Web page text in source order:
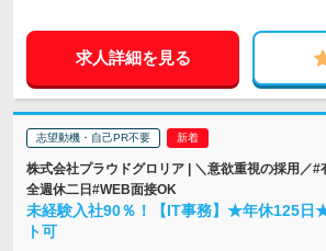
求人詳細を見る
志望動機・自己PR不要
株式会社プラウドグロリア | ＼意欲重視の採用／
全週休二日#WEB面接OK
未経験入社90％！【IT事務】★年休125
ト可